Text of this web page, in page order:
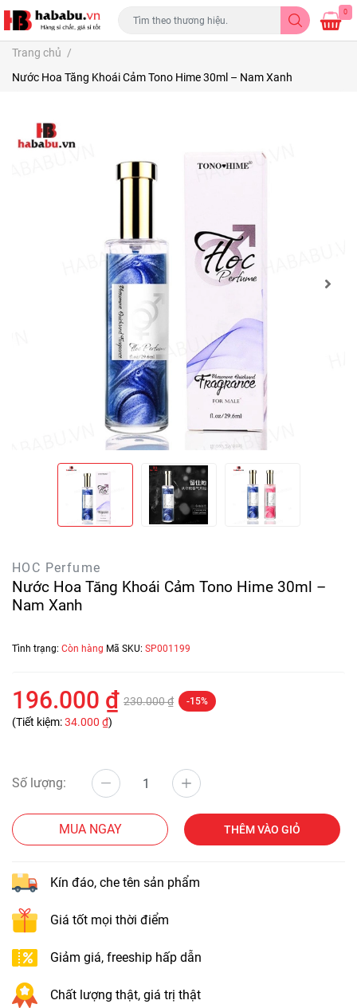
0
Trang chủ /
Nước Hoa Tăng Khoái Cảm Tono Hime 30ml – Nam Xanh
HOC Perfume
Nước Hoa Tăng Khoái Cảm Tono Hime 30ml –
Nam Xanh
Tình trạng: Còn hàng Mã SKU: SP001199
196.000 ₫ 230.000 ₫ -15%
(Tiết kiệm:34.000 ₫)
Số lượng:
MUA NGAY THÊM VÀO GIỎ
Kín đáo, che tên sản phẩm
Giá tốt mọi thời điểm
Giảm giá, freeship hấp dẫn
Chất lượng thật, giá trị thật